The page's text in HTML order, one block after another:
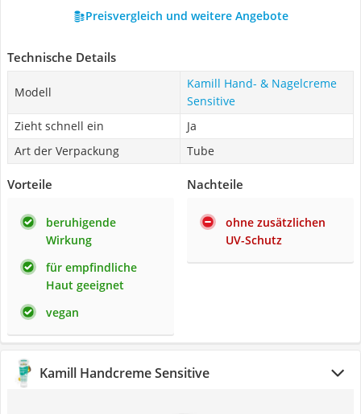
Preisvergleich und weitere Angebote
Technische Details
Modell
Kamill Hand- & Nagelcreme
Sensitive
Zieht schnell ein
Ja
Art der Verpackung
Tube
Vorteile
beruhigende
Wirkung
für empfindliche
Haut geeignet
vegan
Nachteile
ohne zusätzlichen
UV-Schutz
Kamill Handcreme Sensitive